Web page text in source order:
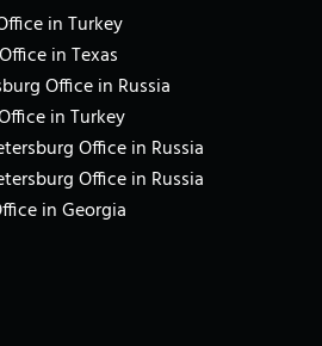
in Turkey
in Texas
Office in Russia
in Turkey
Office in Russia
Office in Russia
in Georgia